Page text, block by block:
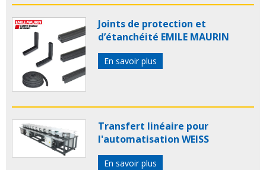
Joints de protection et
d’étanchéité EMILE MAURIN
En savoir plus
Transfert linéaire pour
l'automatisation WEISS
En savoir plus